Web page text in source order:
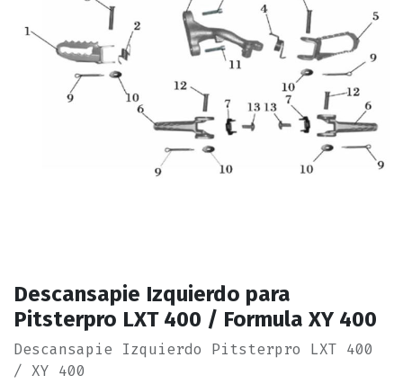
Descansapie Izquierdo para
Pitsterpro LXT 400 / Formula XY 400
Descansapie Izquierdo Pitsterpro LXT 400
/ XY 400